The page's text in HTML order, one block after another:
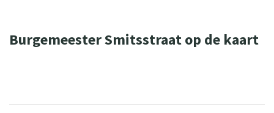
Burgemeester Smitsstraat op de kaart
−